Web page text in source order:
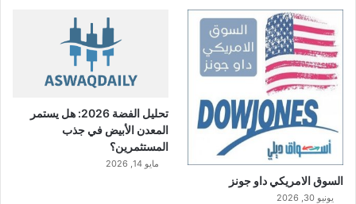
السوق الامريكي داو جونز
يونيو 30, 2026
تحليل الفضة 2026: هل يستمر
المعدن الأبيض في جذب
المستثمرين؟
مايو 14, 2026